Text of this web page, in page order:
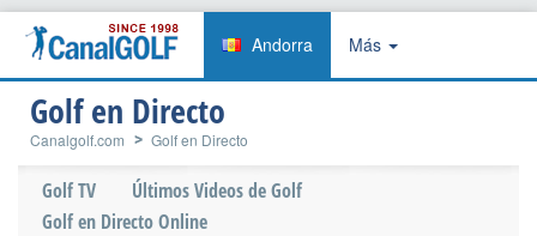
Andorra Más
Golf en Directo
Canalgolf.com Golf en Directo
Golf TV
Últimos Videos de Golf
Golf en Directo Online